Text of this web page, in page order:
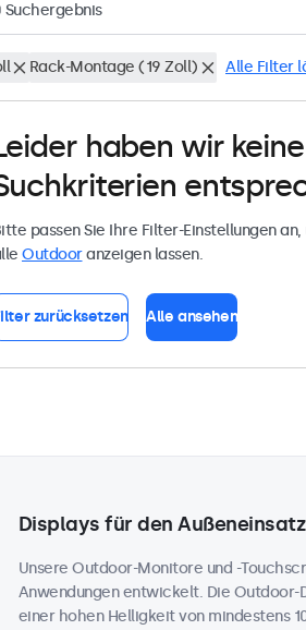
Suchergebnis
Rack-Montage (19 Zoll) Alle Filter
haben wir
passen Sie Ihre Filter-Einstellungen
Outdooranzeigen lassen.
zurücksetzen Alle ansehen
Displays für den Außeneinsatz
Unsere Outdoor-Monitore und -
Anwendungen entwickelt. Die
einer hohen Helligkeit von mindestens